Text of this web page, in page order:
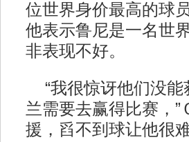
位世界身价最高的球
他表示鲁尼是一名世
非表现不好。
“我很惊讶他们没能
兰需要去赢得比赛，”
援，舀不到球让他很